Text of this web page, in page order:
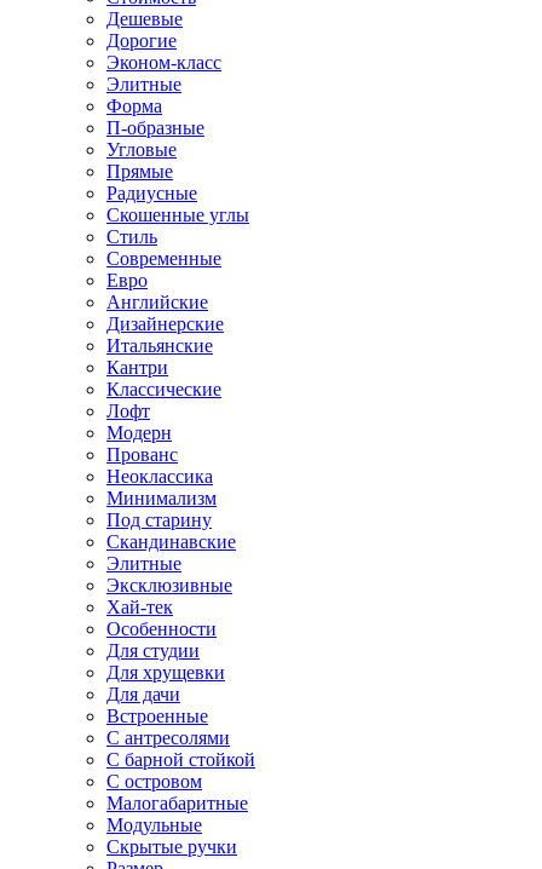
Дешевые
Дорогие
Эконом-класс
Элитные
Форма
П-образные
Угловые
Прямые
Радиусные
Скошенные углы
Стиль
Современные
Евро
Английские
Дизайнерские
Итальянские
Кантри
Классические
Лофт
Модерн
Прованс
Неоклассика
Минимализм
Под старину
Скандинавские
Элитные
Эксклюзивные
Хай-тек
Особенности
Для студии
Для хрущевки
Для дачи
Встроенные
С антресолями
С барной стойкой
С островом
Малогабаритные
Модульные
Скрытые ручки